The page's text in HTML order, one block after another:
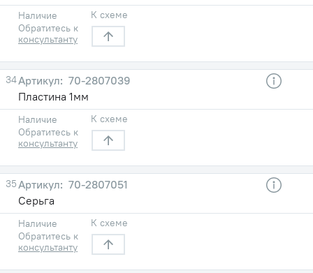
Наличие
Обратитесь к
консультанту
К схеме
34
70-2807039
Пластина 1мм
Наличие
Обратитесь к
консультанту
К схеме
35
70-2807051
Серьга
Наличие
Обратитесь к
консультанту
К схеме